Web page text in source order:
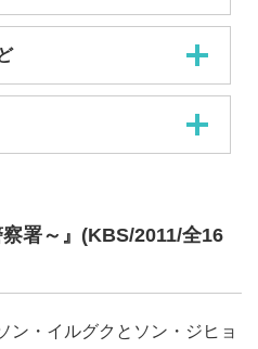
察署～』(KBS/2011/全16
ン・イルグクとソン・ジヒョ